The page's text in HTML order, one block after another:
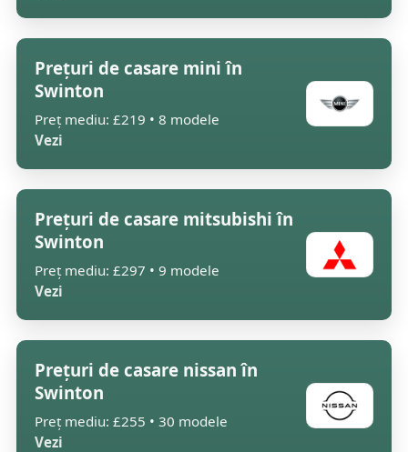
Prețuri de casare mini în
Swinton
Preț mediu: £219 • 8 modele
Vezi
Prețuri de casare mitsubishi în
Swinton
Preț mediu: £297 • 9 modele
Vezi
Prețuri de casare nissan în
Swinton
Preț mediu: £255 • 30 modele
Vezi